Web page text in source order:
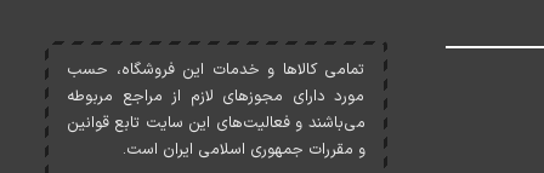
تمامی کالاها و خدمات اين فروشگاه، حسب
مورد دارای مجوزهای لازم از مراجع مربوطه
می‌باشند و فعاليت‌های اين سايت تابع قوانين
و مقررات جمهوری اسلامی ايران است.